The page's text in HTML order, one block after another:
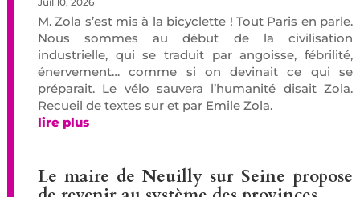
M. Zola s’est mis à la bicyclette ! Tout Paris en parle.
Nous sommes au début de la civilisation
industrielle, qui se traduit par angoisse, fébrilité,
énervement… comme si on devinait ce qui se
préparait. Le vélo sauvera l’humanité disait Zola.
Recueil de textes sur et par Emile Zola.
lire plus
Le maire de Neuilly sur Seine propose